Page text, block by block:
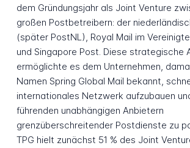
dem Gründungsjahr als Joint Venture
großen Postbetreibern: der
(später PostNL), Royal Mail im
und Singapore Post. Diese strategische
ermöglichte es dem Unternehmen,
Namen Spring Global Mail bekannt,
internationales Netzwerk aufzubauen
führenden unabhängigen Anbietern
grenzüberschreitender Postdienste zu
TPG hielt zunächst 51 % des Joint